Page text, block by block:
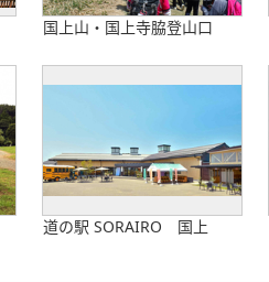
国上山・国上寺脇登山口
道の駅 SORAIRO 国上